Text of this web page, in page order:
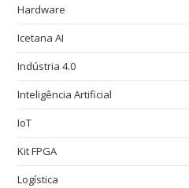
Hardware
Icetana AI
Indústria 4.0
Inteligência Artificial
IoT
Kit FPGA
Logística